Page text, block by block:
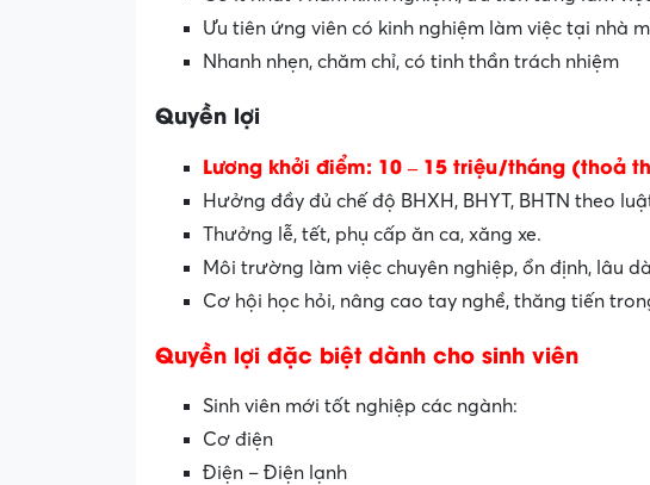
Ưu tiên ứng viên có kinh nghiệm làm việc tại nhà
Nhanh nhẹn, chăm chỉ, có tinh thần trách nhiệm
Quyền lợi
Lương khởi điểm: 10 – 15 triệu/tháng (thoả
Hưởng đầy đủ chế độ BHXH, BHYT, BHTN theo
Thưởng lễ, tết, phụ cấp ăn ca, xăng xe.
Môi trường làm việc chuyên nghiệp, ổn định, lâu
Cơ hội học hỏi, nâng cao tay nghề, thăng tiến
Quyền lợi đặc biệt dành cho sinh viên
Sinh viên mới tốt nghiệp các ngành:
Cơ điện
Điện – Điện lạnh